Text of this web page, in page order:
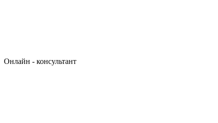
Онлайн - консультант